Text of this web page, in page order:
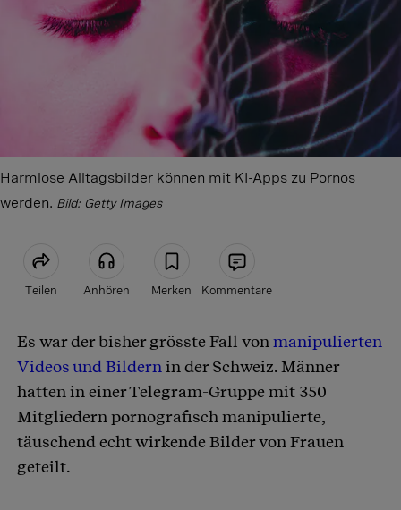
Harmlose Alltagsbilder können mit KI-Apps zu Pornos
werden. Bild: Getty Images
Teilen Anhören Merken Kommentare
Artikel teilen
Es war der bisher grösste Fall vonmanipulierten
Videos und Bildernin der Schweiz. Männer
hatten in einer Telegram-Gruppe mit 350
Mitgliedern pornografisch manipulierte,
täuschend echt wirkende Bilder von Frauen
geteilt.